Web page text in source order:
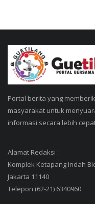
Portal berita yang
masyarakat untuk
informasi secara lebih
Alamat Redaksi :
Komplek Ketapang Indah
Jakarta 11140
Telepon (62-21) 6340960